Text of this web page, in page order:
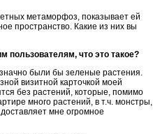
метаморфоз, показывает ей
пространство. Какие из них вы
что это такое?
были бы зеленые растения.
визитной карточкой моей
без растений, которые, помимо
много растений, в т.ч. монстры,
мне огромное